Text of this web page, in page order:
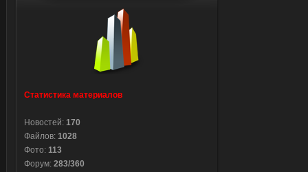
Статистика материалов
Новостей: 170
Файлов: 1028
Фото: 113
Форум: 283/360